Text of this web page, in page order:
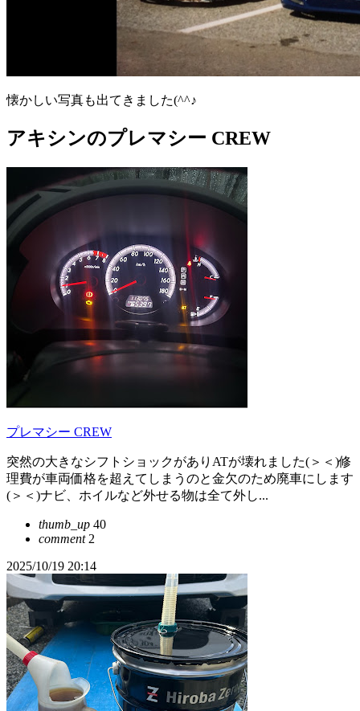
懐かしい写真も出てきました(^^♪
アキシンのプレマシー CREW
プレマシー CREW
突然の大きなシフトショックがありATが壊れました(＞＜)修
理費が車両価格を超えてしまうのと金欠のため廃車にします
(＞＜)ナビ、ホイルなど外せる物は全て外し...
thumb_up 40
comment2
2025/10/19 20:14